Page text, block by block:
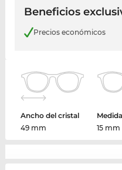
Beneficios
Precios económicos
Ancho del cristal
49 mm
15 mm